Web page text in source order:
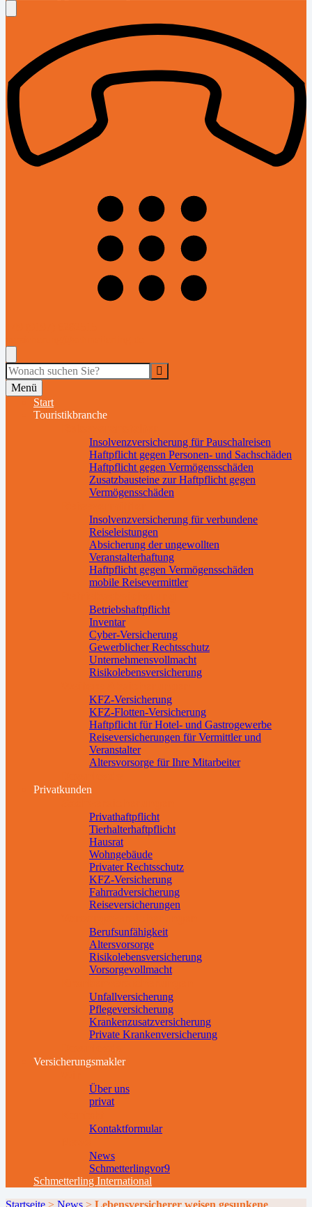
Menü
Start
Touristikbranche
Insolvenzversicherung für Pauschalreisen
Haftpflicht gegen Personen- und Sachschäden
Haftpflicht gegen Vermögensschäden
Zusatzbausteine zur Haftpflicht gegen
Vermögensschäden
Insolvenzversicherung für verbundene
Reiseleistungen
Absicherung der ungewollten
Veranstalterhaftung
Haftpflicht gegen Vermögensschäden
mobile Reisevermittler
Betriebshaftpflicht
Inventar
Cyber-Versicherung
Gewerblicher Rechtsschutz
Unternehmensvollmacht
Risikolebensversicherung
KFZ-Versicherung
KFZ-Flotten-Versicherung
Haftpflicht für Hotel- und Gastrogewerbe
Reiseversicherungen für Vermittler und
Veranstalter
Altersvorsorge für Ihre Mitarbeiter
Privatkunden
Privathaftpflicht
Tierhalterhaftpflicht
Hausrat
Wohngebäude
Privater Rechtsschutz
KFZ-Versicherung
Fahrradversicherung
Reiseversicherungen
Berufsunfähigkeit
Altersvorsorge
Risikolebensversicherung
Vorsorgevollmacht
Unfallversicherung
Pflegeversicherung
Krankenzusatzversicherung
Private Krankenversicherung
Versicherungsmakler
Über uns
privat
Kontaktformular
News
Schmetterlingvor9
Schmetterling International
Startseite > News > Lebensversicherer weisen gesunkene